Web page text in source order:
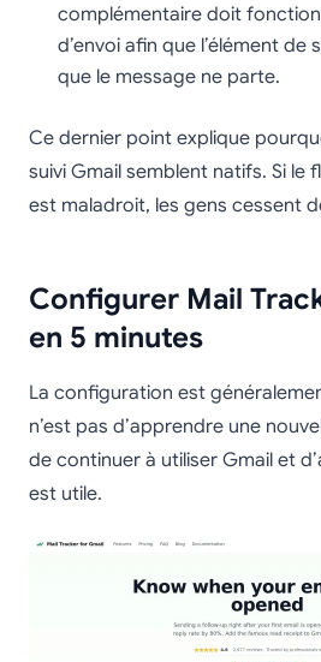
complémentaire doit
d’envoi afin que l’élément de
que le message ne parte.
Ce dernier point explique
suivi Gmail semblent natifs. Si le
est maladroit, les gens cessent
Configurer Mail
en 5 minutes
La configuration est
n’est pas d’apprendre une
de continuer à utiliser Gmail et
est utile.